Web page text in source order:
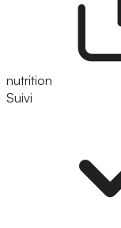
nutrition
Suivi